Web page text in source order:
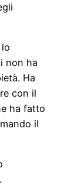
non ha
Ha
con il
ha fatto
il